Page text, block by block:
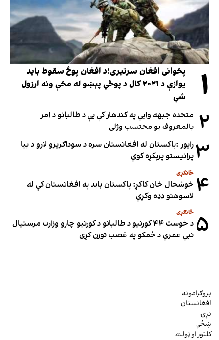
۱
پخوانی افغان سرتیری؛د افغان پوځ سقوط باید
یوازې د ۲۰۲۱ کال د پوځي پېښو له مخې ونه ارزول
شي
۲ متحده جبهه وايي په کندهار کې یې د طالبانو د امر
بالمعروف یو محتسب وژلی
۳راپور :پاکستان له افغانستان سره د سوداګریزو لارو د بیا
پرانیستو پرېکړه کوي
۴ ځانګړی
خوشحال خان کاکړ: پاکستان بايد په افغانستان کې له
لاسوهنو ډډه وکړي
۵ ځانګړی
د خوست ۴۴ کورنیو د طالبانو د کورنیو چارو وزارت مرستیال
نبي عمري د ځمکو په غصب تورن کړی
پروګرامونه
افغانستان
نړۍ
ښځې
کلتور او ټولنه